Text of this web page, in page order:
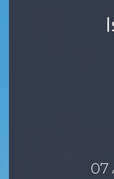
07